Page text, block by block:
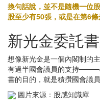
換句話說，並不是隨機一位
股至少有50張，或是在第6
新光金委託
想像新光金是一個內閣制的
有過半國會議員的支持
書的目的，就是積攢國會議員
圖片來源：股感知識庫